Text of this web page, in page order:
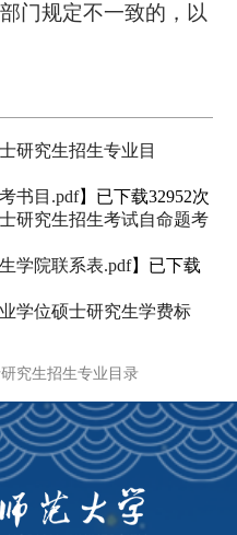
门规定不一致的，以
研究生招生专业目
书目.pdf】已下载32952次
研究生招生考试自命题考
学院联系表.pdf】已下载
学位硕士研究生学费标
究生招生专业目录